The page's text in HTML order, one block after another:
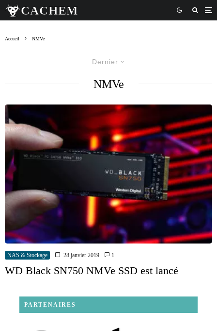
Accueil NMVe
Dernier
NMVe
NAS & Stockage 28 janvier 2019 1
WD Black SN750 NMVe SSD est lancé
PARTENAIRES